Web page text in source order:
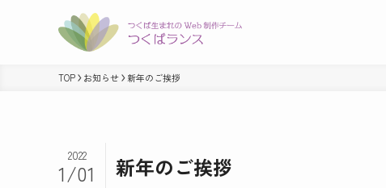
TOP お知らせ 新年のご挨拶
新年のご挨拶
2022
1/01